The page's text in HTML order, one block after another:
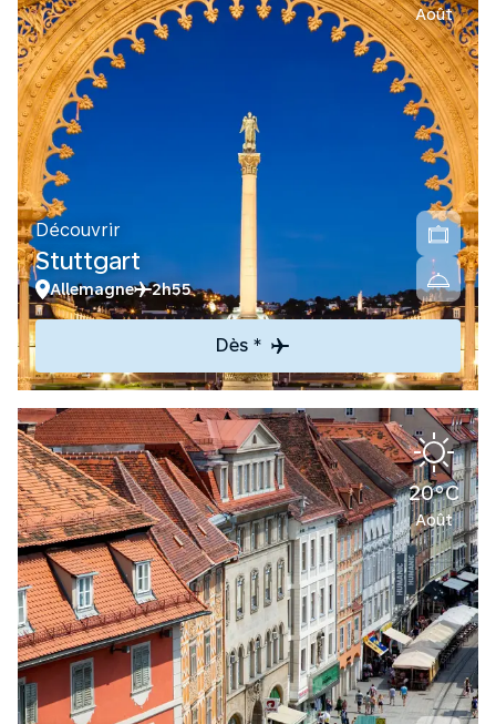
Août
Découvrir
Stuttgart
Allemagne 2h55
Dès *
20°C
Août